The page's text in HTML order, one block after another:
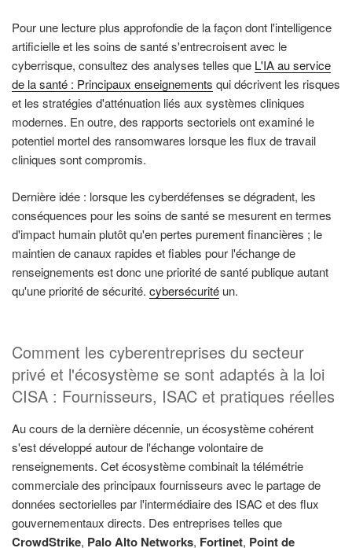
Pour une lecture plus approfondie de la façon dont l'intelligence
artificielle et les soins de santé s'entrecroisent avec le
cyberrisque, consultez des analyses telles que L'IA au service
de la santé : Principaux enseignements qui décrivent les risques
et les stratégies d'atténuation liés aux systèmes cliniques
modernes. En outre, des rapports sectoriels ont examiné le
potentiel mortel des ransomwares lorsque les flux de travail
cliniques sont compromis.
Dernière idée : lorsque les cyberdéfenses se dégradent, les
conséquences pour les soins de santé se mesurent en termes
d'impact humain plutôt qu'en pertes purement financières ; le
maintien de canaux rapides et fiables pour l'échange de
renseignements est donc une priorité de santé publique autant
qu'une priorité de sécurité. cybersécurité un.
Comment les cyberentreprises du secteur
privé et l'écosystème se sont adaptés à la loi
CISA : Fournisseurs, ISAC et pratiques réelles
Au cours de la dernière décennie, un écosystème cohérent
s'est développé autour de l'échange volontaire de
renseignements. Cet écosystème combinait la télémétrie
commerciale des principaux fournisseurs avec le partage de
données sectorielles par l'intermédiaire des ISAC et des flux
gouvernementaux directs. Des entreprises telles que
CrowdStrike, Palo Alto Networks, Fortinet, Point de